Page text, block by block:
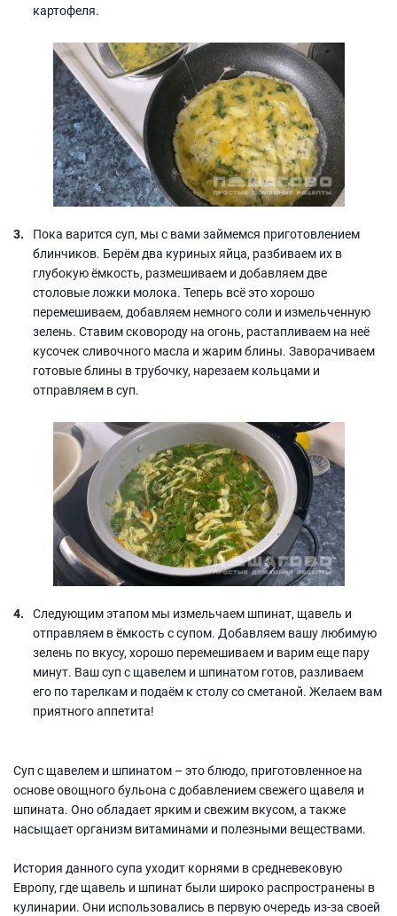
картофеля.
Пока варится суп, мы с вами займемся приготовлением
блинчиков. Берём два куриных яйца, разбиваем их в
глубокую ёмкость, размешиваем и добавляем две
столовые ложки молока. Теперь всё это хорошо
перемешиваем, добавляем немного соли и измельченную
зелень. Ставим сковороду на огонь, растапливаем на неё
кусочек сливочного масла и жарим блины. Заворачиваем
готовые блины в трубочку, нарезаем кольцами и
отправляем в суп.
Следующим этапом мы измельчаем шпинат, щавель и
отправляем в ёмкость с супом. Добавляем вашу любимую
зелень по вкусу, хорошо перемешиваем и варим еще пару
минут. Ваш суп с щавелем и шпинатом готов, разливаем
его по тарелкам и подаём к столу со сметаной. Желаем вам
приятного аппетита!
Суп с щавелем и шпинатом – это блюдо, приготовленное на
основе овощного бульона с добавлением свежего щавеля и
шпината. Оно обладает ярким и свежим вкусом, а также
насыщает организм витаминами и полезными веществами.
История данного супа уходит корнями в средневековую
Европу, где щавель и шпинат были широко распространены в
кулинарии. Они использовались в первую очередь из-за своей